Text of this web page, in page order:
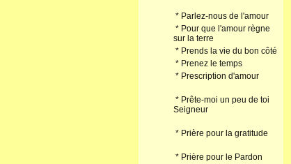
* Parlez-nous de l'amour
* Pour que l'amour règne
sur la terre
* Prends la vie du bon côté
* Prenez le temps
* Prescription d'amour
* Prête-moi un peu de toi
Seigneur
* Prière pour la gratitude
* Prière pour le Pardon